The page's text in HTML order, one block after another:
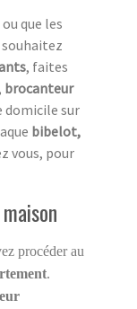
que les
souhaitez
, faites
brocanteur
domicile sur
bibelot,
vous, pour
procéder au
.